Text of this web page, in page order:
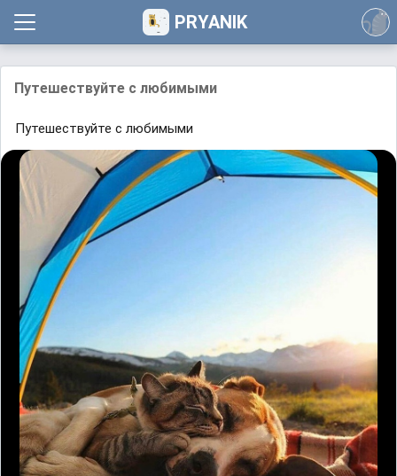
PRYANIK
Путешествуйте с любимыми
Путешествуйте с любимыми